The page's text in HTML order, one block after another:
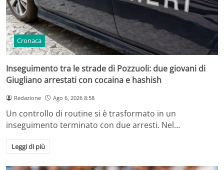
Cronaca
Inseguimento tra le strade di Pozzuoli: due giovani di
Giugliano arrestati con cocaina e hashish
Redazione Ago 6, 2026 8:58
Un controllo di routine si è trasformato in un
inseguimento terminato con due arresti. Nel…
Leggi di più